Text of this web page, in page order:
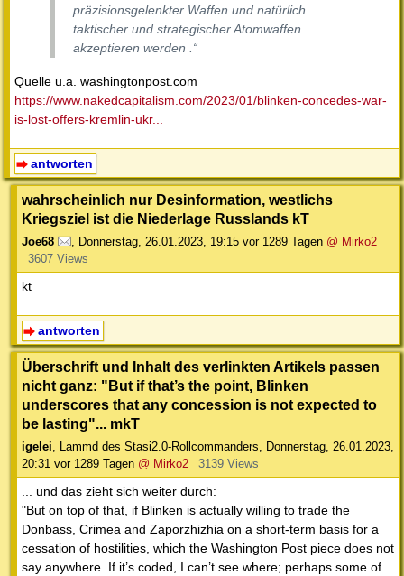
präzisionsgelenkter Waffen und natürlich
taktischer und strategischer Atomwaffen
akzeptieren werden .“
Quelle u.a. washingtonpost.com
https://www.nakedcapitalism.com/2023/01/blinken-concedes-war-
is-lost-offers-kremlin-ukr...
antworten
wahrscheinlich nur Desinformation, westlichs
Kriegsziel ist die Niederlage Russlands kT
Joe68 , Donnerstag, 26.01.2023, 19:15 vor 1289 Tagen @ Mirko2
3607 Views
kt
antworten
Überschrift und Inhalt des verlinkten Artikels passen
nicht ganz: "But if that’s the point, Blinken
underscores that any concession is not expected to
be lasting"... mkT
igelei, Lammd des Stasi2.0-Rollcommanders, Donnerstag, 26.01.2023,
20:31 vor 1289 Tagen @ Mirko2 3139 Views
... und das zieht sich weiter durch:
"But on top of that, if Blinken is actually willing to trade the
Donbass, Crimea and Zaporzhizhia on a short-term basis for a
cessation of hostilities, which the Washington Post piece does not
say anywhere. If it’s coded, I can’t see where; perhaps some of